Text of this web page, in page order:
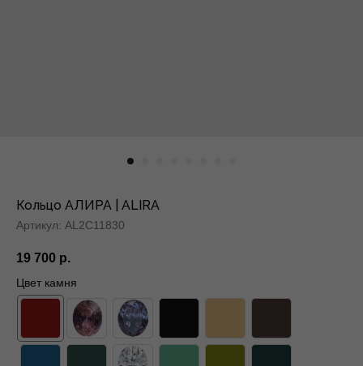
Кольцо АЛИРА | ALIRA
Артикул: AL2C11830
19 700 р.
Цвет камня